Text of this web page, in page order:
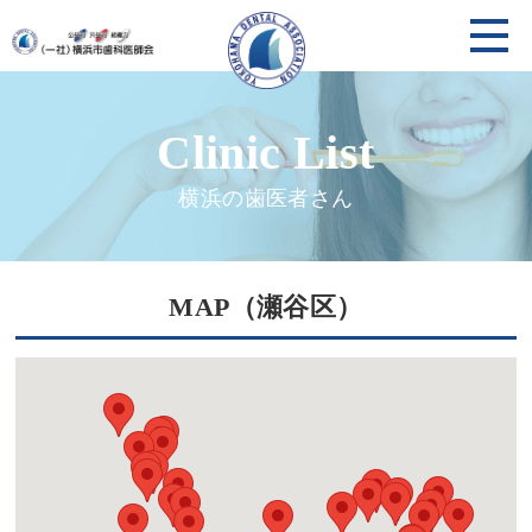
横浜の歯医者さん
MAP（瀬谷区）